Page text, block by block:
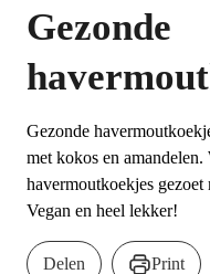
Gezonde
Gezonde
met kokos en amandelen.
havermoutkoekjes gezoet
Vegan en heel lekker!
Delen Print